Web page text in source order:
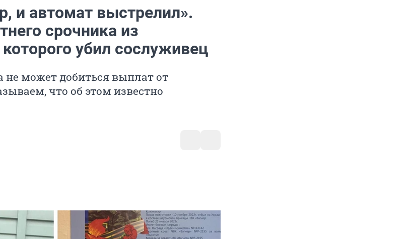
и автомат выстрелил».
срочника из
убил сослуживец
не может добиться выплат от
что об этом известно